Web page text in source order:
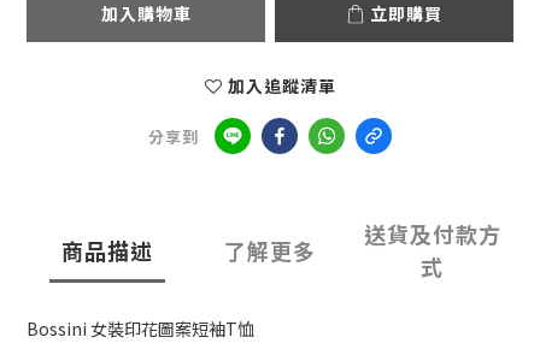
加入購物車 立即購買
加入追蹤清單
分享到
商品描述 了解更多
送貨及付款方
式
Bossini 女裝印花圖案短袖T恤